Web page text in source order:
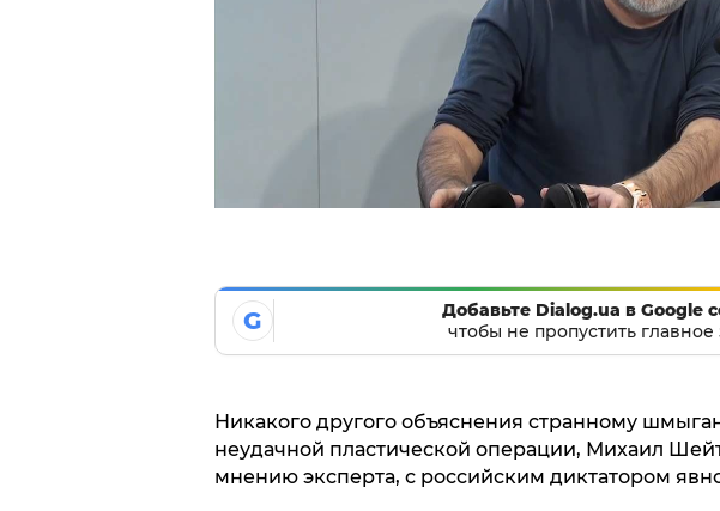
G
Добавьте Dialog.ua в Google
чтобы не пропустить главное
Никакого другого объяснения странному
неудачной пластической операции, Михаил
мнению эксперта, с российским диктатором